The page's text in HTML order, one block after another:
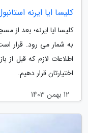
کلیسا ایا ایرنه
کلیسا ایا ایرنه؛ بعد از
به شمار می رود. قرار
اطلاعات لازم که قبل از
اختیارتان قرار دهیم.
12 بهمن 1403